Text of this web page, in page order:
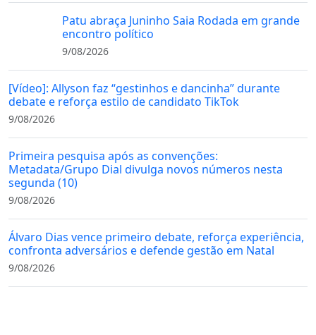
Patu abraça Juninho Saia Rodada em grande
encontro político
9/08/2026
[Vídeo]: Allyson faz “gestinhos e dancinha” durante
debate e reforça estilo de candidato TikTok
9/08/2026
Primeira pesquisa após as convenções:
Metadata/Grupo Dial divulga novos números nesta
segunda (10)
9/08/2026
Álvaro Dias vence primeiro debate, reforça experiência,
confronta adversários e defende gestão em Natal
9/08/2026